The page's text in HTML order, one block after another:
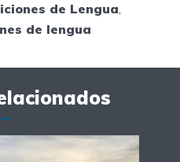
de Lengua,
de lengua